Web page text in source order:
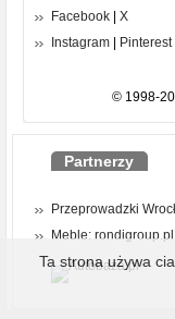
Facebook | X
Instagram | Pinterest
© 1998-
Partnerzy
Przeprowadzki
Meble: rondigroup.pl
Ta strona używa